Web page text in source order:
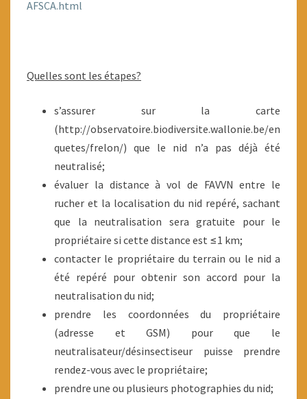
AFSCA.html
Quelles sont les étapes?
s’assurer sur la carte
(http://observatoire.biodiversite.wallonie.be/en
quetes/frelon/) que le nid n’a pas déjà été
neutralisé;
évaluer la distance à vol de FAVVN entre le
rucher et la localisation du nid repéré, sachant
que la neutralisation sera gratuite pour le
propriétaire si cette distance est ≤1 km;
contacter le propriétaire du terrain ou le nid a
été repéré pour obtenir son accord pour la
neutralisation du nid;
prendre les coordonnées du propriétaire
(adresse et GSM) pour que le
neutralisateur/désinsectiseur puisse prendre
rendez-vous avec le propriétaire;
prendre une ou plusieurs photographies du nid;